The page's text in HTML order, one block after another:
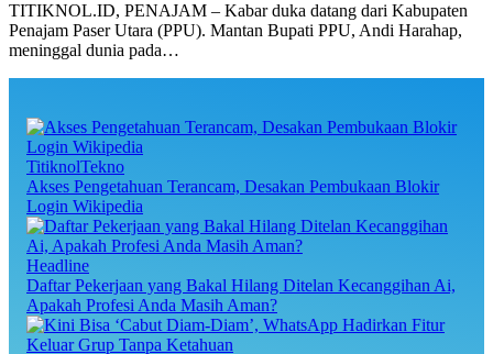
TITIKNOL.ID, PENAJAM – Kabar duka datang dari Kabupaten
Penajam Paser Utara (PPU). Mantan Bupati PPU, Andi Harahap,
meninggal dunia pada…
TitiknolTekno
Akses Pengetahuan Terancam, Desakan Pembukaan Blokir
Login Wikipedia
Headline
Daftar Pekerjaan yang Bakal Hilang Ditelan Kecanggihan Ai,
Apakah Profesi Anda Masih Aman?